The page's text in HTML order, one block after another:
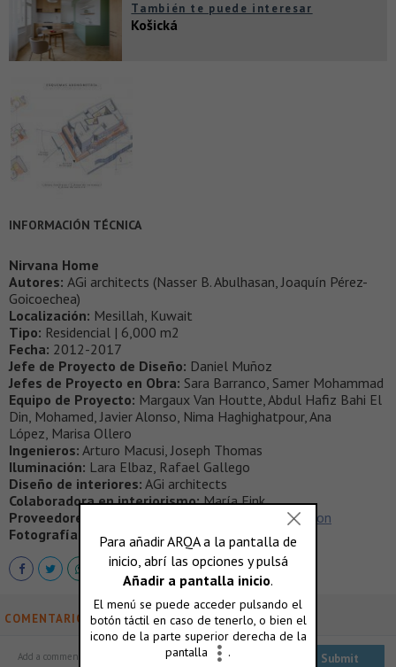
También te puede interesar
Košická
INFORMACIÓN TÉCNICA
Nirvana Home
Autores: AGi architects (Nasser B. Abulhasan, Joaquín Pérez-
Goicoechea)
Localización: Mesillah, Kuwait
Tipo: Residencial | 6,000 m2
Fecha: 2012-2017
Jefe de Proyecto de Diseño: Daniel Muñoz
Jefes de Proyecto en Obra: Sara Barranco, Samer Mohammad
Equipo de Proyecto: Margaux Van Houtte, Abdul Hafiz Bahi El
Din, Mohamed, Javier Alonso, Nima Haghighatpour, Ana
López, Marisa Ollero
Ingenieros: Arturo Macusi, Joseph Thomas
Iluminación: Lara Elbaz, Rafael Gallego
Diseño de interiores: AGi architects
Colaboradora en interiorismo:María Fink
Proveedores:
Faveton
Fotografía:
Fernando Guerra – FG+SG
COMENTARIOS